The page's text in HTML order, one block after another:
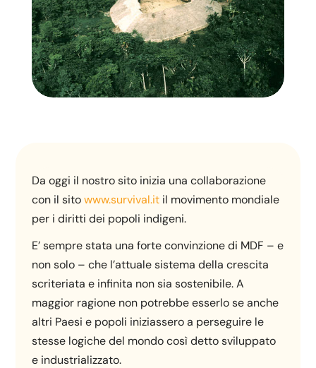
Da oggi il nostro sito inizia una collaborazione
con il sitowww.survival.it il movimento mondiale
per i diritti dei popoli indigeni.
E’ sempre stata una forte convinzione di MDF – e
non solo – che l’attuale sistema della crescita
scriteriata e infinita non sia sostenibile. A
maggior ragione non potrebbe esserlo se anche
altri Paesi e popoli iniziassero a perseguire le
stesse logiche del mondo così detto sviluppato
e industrializzato.